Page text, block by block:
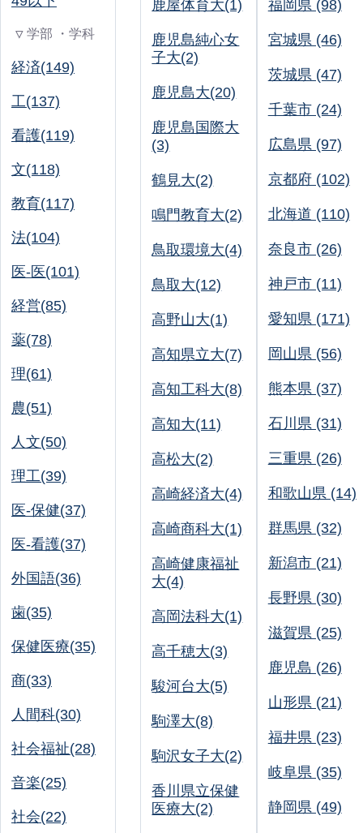
▽ 学部 ・学科
経済(149)
工(137)
看護(119)
文(118)
教育(117)
法(104)
医-医(101)
経営(85)
薬(78)
理(61)
農(51)
人文(50)
理工(39)
医-保健(37)
医-看護(37)
外国語(36)
歯(35)
保健医療(35)
商(33)
人間科(30)
社会福祉(28)
音楽(25)
社会(22)
鹿屋体育大(1)
鹿児島純心女
子大(2)
鹿児島大(20)
鹿児島国際大
(3)
鶴見大(2)
鳴門教育大(2)
鳥取環境大(4)
鳥取大(12)
高野山大(1)
高知県立大(7)
高知工科大(8)
高知大(11)
高松大(2)
高崎経済大(4)
高崎商科大(1)
高崎健康福祉
大(4)
高岡法科大(1)
高千穂大(3)
駿河台大(5)
駒澤大(8)
駒沢女子大(2)
香川県立保健
医療大(2)
福岡県 (98)
宮城県 (46)
茨城県 (47)
千葉市 (24)
広島県 (97)
京都府 (102)
北海道 (110)
奈良市 (26)
神戸市 (11)
愛知県 (171)
岡山県 (56)
熊本県 (37)
石川県 (31)
三重県 (26)
和歌山県 (14)
群馬県 (32)
新潟市 (21)
長野県 (30)
滋賀県 (25)
鹿児島 (26)
山形県 (21)
福井県 (23)
岐阜県 (35)
静岡県 (49)